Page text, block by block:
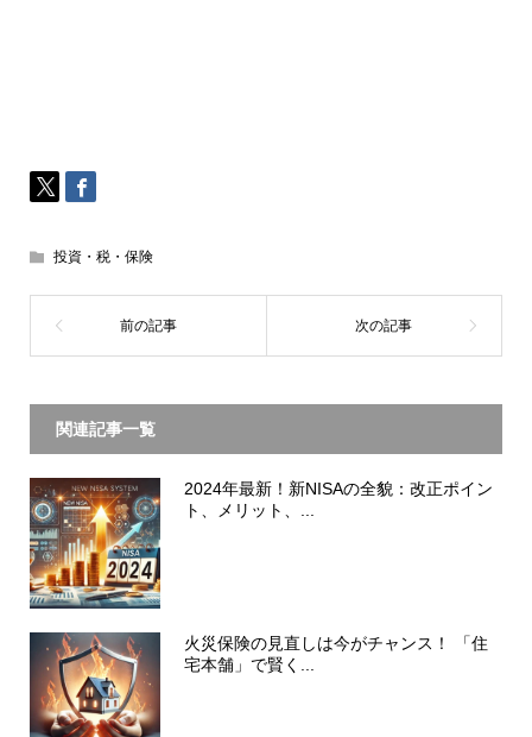
投資・税・保険
関連記事一覧
2024年最新！新NISAの全貌：改正ポイン
ト、メリット、...
火災保険の見直しは今がチャンス！ 「住
宅本舗」で賢く...